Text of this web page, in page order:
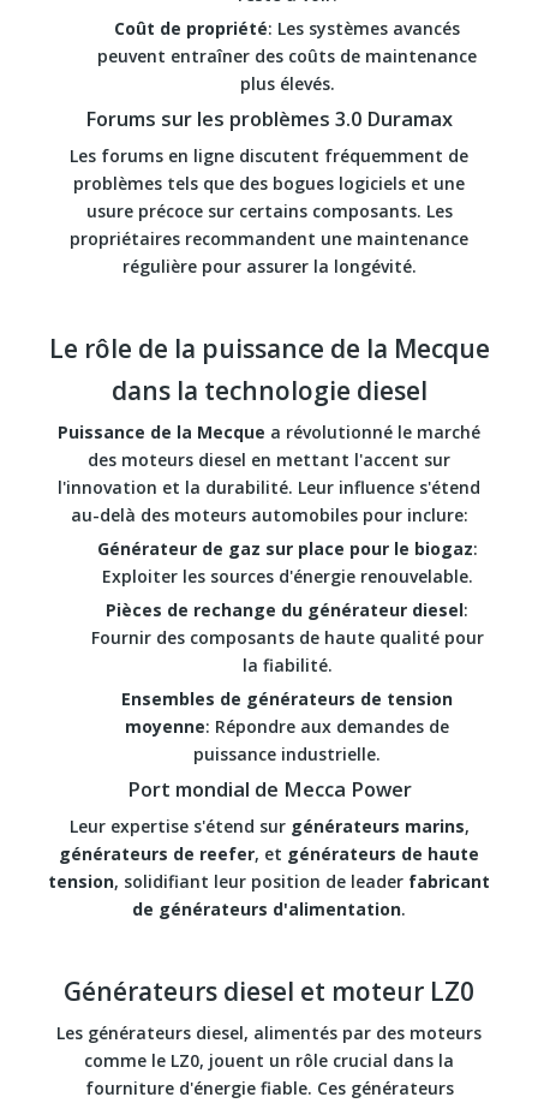
Coût de propriété: Les systèmes avancés
peuvent entraîner des coûts de maintenance
plus élevés.
Forums sur les problèmes 3.0 Duramax
Les forums en ligne discutent fréquemment de
problèmes tels que des bogues logiciels et une
usure précoce sur certains composants. Les
propriétaires recommandent une maintenance
régulière pour assurer la longévité.
Le rôle de la puissance de la Mecque
dans la technologie diesel
Puissance de la Mecque a révolutionné le marché
des moteurs diesel en mettant l'accent sur
l'innovation et la durabilité. Leur influence s'étend
au-delà des moteurs automobiles pour inclure:
Générateur de gaz sur place pour le biogaz:
Exploiter les sources d'énergie renouvelable.
Pièces de rechange du générateur diesel:
Fournir des composants de haute qualité pour
la fiabilité.
Ensembles de générateurs de tension
moyenne: Répondre aux demandes de
puissance industrielle.
Port mondial de Mecca Power
Leur expertise s'étend sur générateurs marins,
générateurs de reefer, et générateurs de haute
tension, solidifiant leur position de leader fabricant
de générateurs d'alimentation.
Générateurs diesel et moteur LZ0
Les générateurs diesel, alimentés par des moteurs
comme le LZ0, jouent un rôle crucial dans la
fourniture d'énergie fiable. Ces générateurs